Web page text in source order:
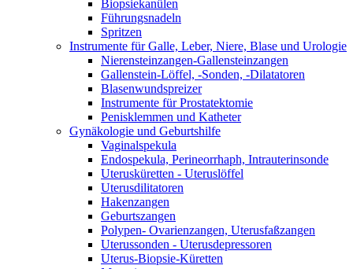
Biopsiekanülen
Führungsnadeln
Spritzen
Instrumente für Galle, Leber, Niere, Blase und Urologie
Nierensteinzangen-Gallensteinzangen
Gallenstein-Löffel, -Sonden, -Dilatatoren
Blasenwundspreizer
Instrumente für Prostatektomie
Penisklemmen und Katheter
Gynäkologie und Geburtshilfe
Vaginalspekula
Endospekula, Perineorrhaph, Intrauterinsonde
Uterusküretten - Uteruslöffel
Uterusdilitatoren
Hakenzangen
Geburtszangen
Polypen- Ovarienzangen, Uterusfaßzangen
Uterussonden - Uterusdepressoren
Uterus-Biopsie-Küretten